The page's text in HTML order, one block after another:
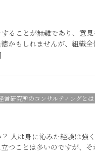
ることが無難であり、意見
かもしれませんが、組織全
営研究所のコンサルティングとは
人は身に沁みた経験は強く
つことは多いのですが、そ